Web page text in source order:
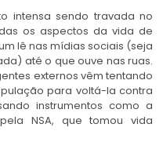
intensa sendo travada no
os aspectos da vida de
lê nas mídias sociais (seja
até o que ouve nas ruas.
externos vêm tentando
para voltá-la contra
instrumentos como a
NSA, que tomou vida